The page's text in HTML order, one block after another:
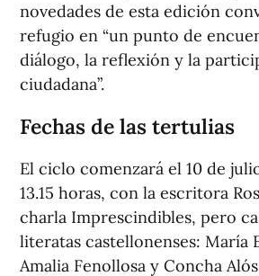
novedades de esta edición
refugio en “un punto de
diálogo, la reflexión y la
ciudadana”.
Fechas de las tertulias
El ciclo comenzará el 10 de
13.15 horas, con la escritora
charla Imprescindibles, pero
literatas castellonenses: María
Amalia Fenollosa y Concha Alós